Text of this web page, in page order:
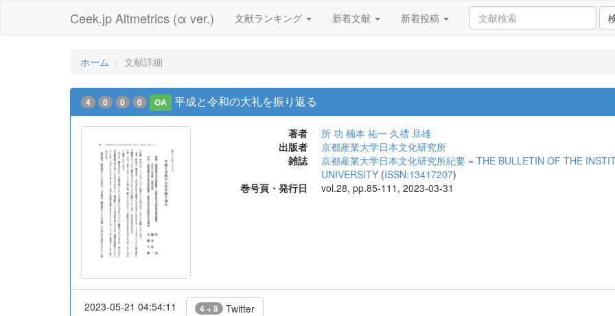
Ceek.jp Altmetrics (α ver.) 文献ランキング 新着文献 新着投稿
ホーム 文献詳細
4 0 0 0 OA 平成と令和の大礼を振り返る
著者 所 功 楠本 祐一 久禮 旦雄
出版者
京都産業大学日本文化研究所
雑誌
京都産業大学日本文化研究所紀要 = THE BULLETIN OF THE
UNIVERSITY (ISSN:13417207)
巻号頁・発行日
vol.28, pp.85-111, 2023-03-31
2023-05-21 04:54:11 4 + 8 Twitter